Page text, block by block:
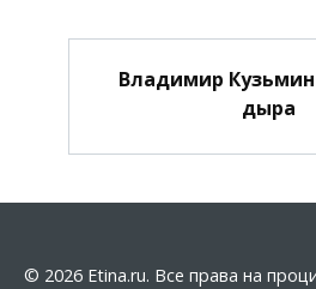
Владимир
дыра
© 2026 Etina.ru. Все права на